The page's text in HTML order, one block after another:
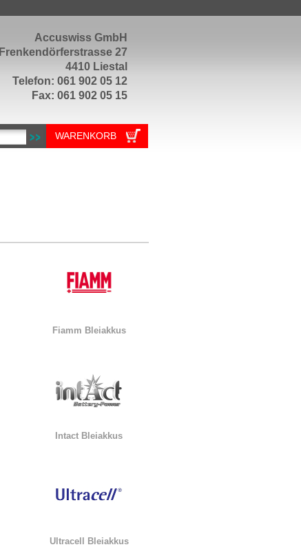
Accuswiss GmbH
Frenkendörferstrasse 27
4410 Liestal
Telefon: 061 902 05 12
Fax: 061 902 05 15
WARENKORB
Fiamm Bleiakkus
Intact Bleiakkus
Ultracell Bleiakkus